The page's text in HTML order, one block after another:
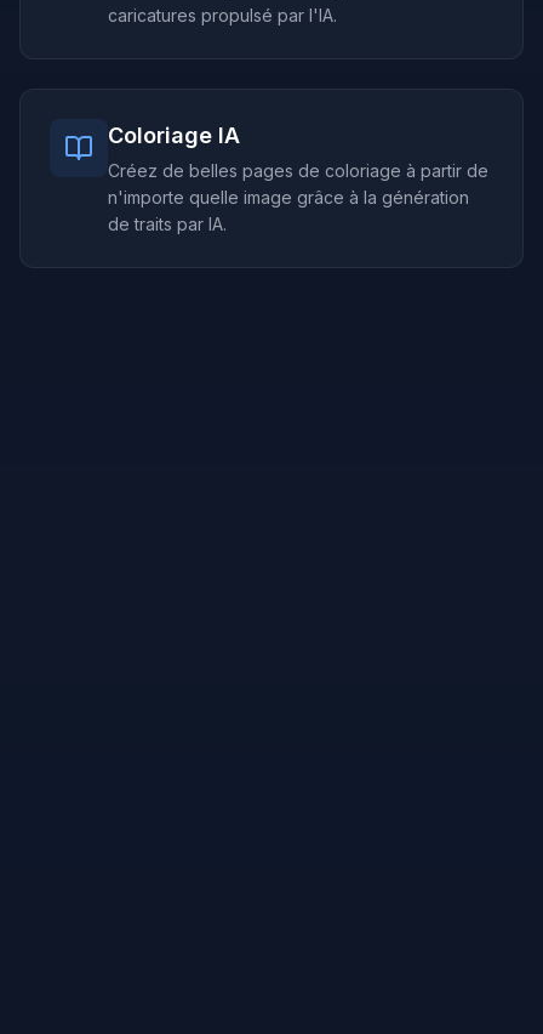
caricatures propulsé par l'IA.
Coloriage IA
Créez de belles pages de coloriage à partir de
n'importe quelle image grâce à la génération
de traits par IA.